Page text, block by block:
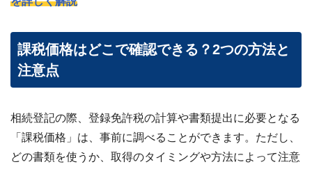
課税価格はどこで確認できる？2つの方法と
注意点
相続登記の際、登録免許税の計算や書類提出に必要となる
「課税価格」は、事前に調べることができます。ただし、
どの書類を使うか、取得のタイミングや方法によって注意